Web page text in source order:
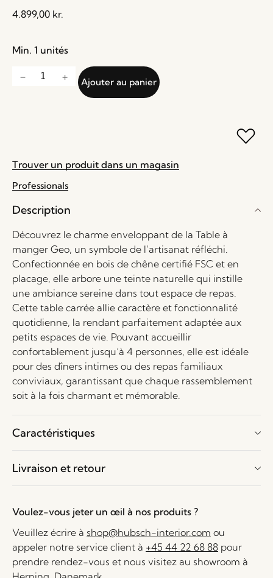
4.899,00 kr.
Min. 1 unités
Ajouter au panier
Trouver un produit dans un magasin
Professionals
Description
Découvrez le charme enveloppant de la Table à
manger Geo, un symbole de l’artisanat réfléchi.
Confectionnée en bois de chêne certifié FSC et en
placage, elle arbore une teinte naturelle qui instille
une ambiance sereine dans tout espace de repas.
Cette table carrée allie caractère et fonctionnalité
quotidienne, la rendant parfaitement adaptée aux
petits espaces de vie. Pouvant accueillir
confortablement jusqu’à 4 personnes, elle est idéale
pour des dîners intimes ou des repas familiaux
conviviaux, garantissant que chaque rassemblement
soit à la fois charmant et mémorable.
Caractéristiques
Livraison et retour
Voulez-vous jeter un œil à nos produits ?
Veuillez écrire à shop@hubsch-interior.com ou
appeler notre service client à +45 44 22 68 88 pour
prendre rendez-vous et nous visitez au showroom à